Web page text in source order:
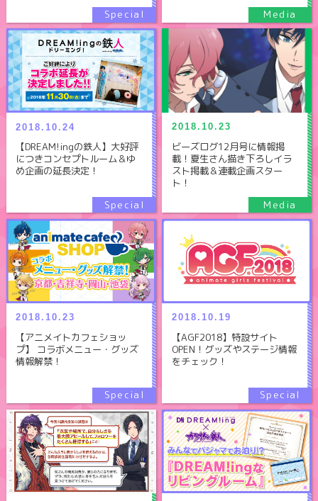
2018.10.24
【DREAM!ingの鉄人】大好評
につきコンセプトルーム＆ゆ
め企画の延長決定！
2018.10.23
ビーズログ12月号に情報掲
載！夏生さん描き下ろしイラ
スト掲載＆連載企画スター
ト！
2018.10.23
【アニメイトカフェショッ
プ】 コラボメニュー・グッズ
情報解禁！
2018.10.19
【AGF2018】特設サイト
OPEN！グッズやステージ情報
をチェック！